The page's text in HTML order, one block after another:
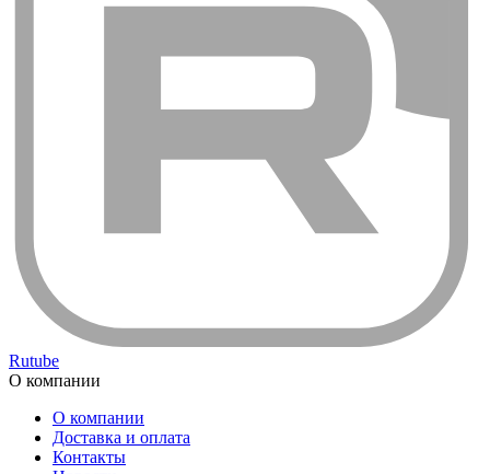
Rutube
О компании
О компании
Доставка и оплата
Контакты